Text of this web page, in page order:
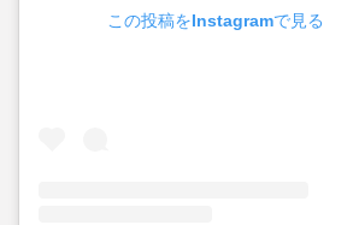
この投稿をInstagramで見る